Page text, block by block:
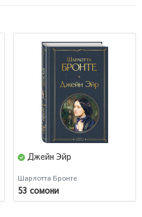
Джейн Эйр
Шарлотта Бронте
53 сомони